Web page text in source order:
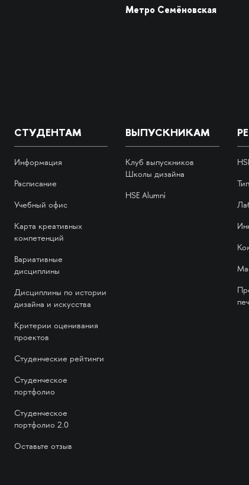
Метро Семёновская
СТУДЕНТАМ
Информация
Расписание
Учебный офис
Карта креативных
компетенций
Вариативные
дисциплины
Дисциплины по истории
дизайна и искусства
Критерии оценивания
проектов
Студенческие рейтинги
Студенческое
портфолио
Студенческое
портфолио 2.0
Оставьте отзыв
ВЫПУСКНИКАМ
Клуб выпускников
Школы дизайна
HSE Alumni